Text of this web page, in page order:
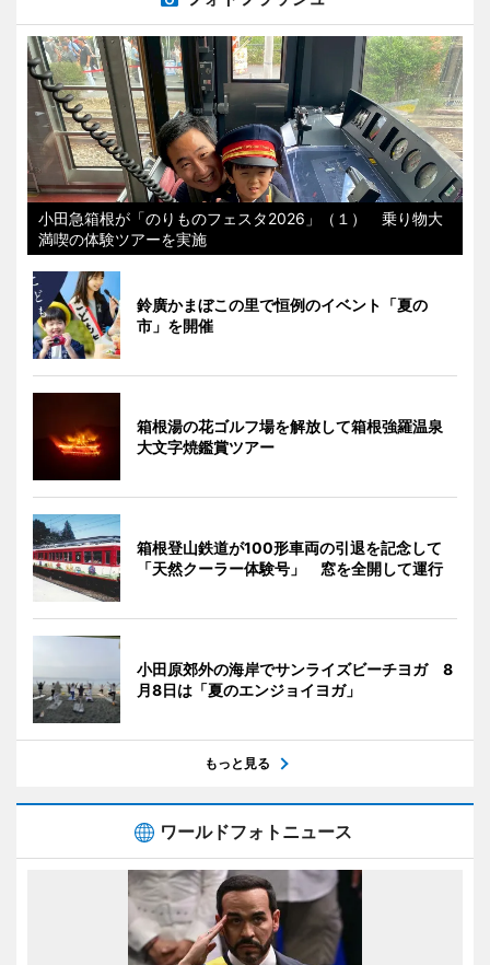
小田急箱根が「のりものフェスタ2026」（１） 乗り物大
満喫の体験ツアーを実施
鈴廣かまぼこの里で恒例のイベント「夏の
市」を開催
箱根湯の花ゴルフ場を解放して箱根強羅温泉
大文字焼鑑賞ツアー
箱根登山鉄道が100形車両の引退を記念して
「天然クーラー体験号」 窓を全開して運行
小田原郊外の海岸でサンライズビーチヨガ 8
月8日は「夏のエンジョイヨガ」
もっと見る
ワールドフォトニュース